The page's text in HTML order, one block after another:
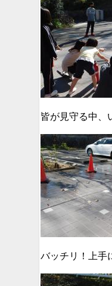
皆が見守る中、
バッチリ！上